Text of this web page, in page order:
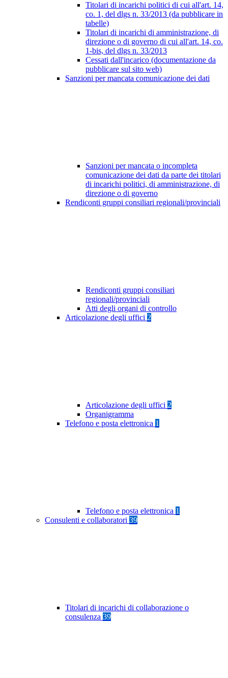
Titolari di incarichi politici di cui all'art. 14,
co. 1, del dlgs n. 33/2013 (da pubblicare in
tabelle)
Titolari di incarichi di amministrazione, di
direzione o di governo di cui all'art. 14, co.
1-bis, del dlgs n. 33/2013
Cessati dall'incarico (documentazione da
pubblicare sul sito web)
Sanzioni per mancata comunicazione dei dati
Sanzioni per mancata o incompleta
comunicazione dei dati da parte dei titolari
di incarichi politici, di amministrazione, di
direzione o di governo
Rendiconti gruppi consiliari regionali/provinciali
Rendiconti gruppi consiliari
regionali/provinciali
Atti degli organi di controllo
Articolazione degli uffici 2
Articolazione degli uffici 2
Organigramma
Telefono e posta elettronica 1
Telefono e posta elettronica 1
Consulenti e collaboratori 39
Titolari di incarichi di collaborazione o
consulenza 39